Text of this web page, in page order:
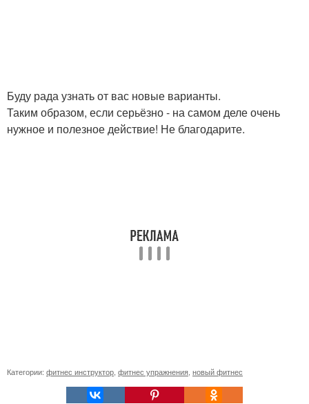
Буду рада узнать от вас новые варианты.
Таким образом, если серьёзно - на самом деле очень
нужное и полезное действие! Не благодарите.
Категории: фитнес инструктор фитнес упражнения новый фитнес